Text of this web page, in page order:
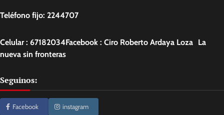
Teléfono fijo: 2244707
Celular : 67182034Facebook : Ciro Roberto Ardaya Loza La
nueva sin fronteras
Seguinos:
Facebook instagram